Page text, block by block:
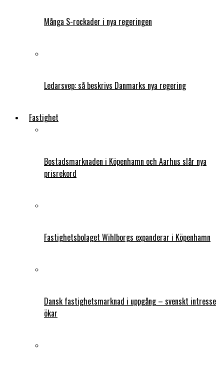
Många S-rockader i nya regeringen
Ledarsvep: så beskrivs Danmarks nya regering
Fastighet
Bostadsmarknaden i Köpenhamn och Aarhus slår nya
prisrekord
Fastighetsbolaget Wihlborgs expanderar i Köpenhamn
Dansk fastighetsmarknad i uppgång – svenskt intresse
ökar